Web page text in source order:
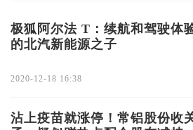
极狐阿尔法 T：续航和驾驶体
的北汽新能源之子
2020-12-18 16:38
沾上疫苗就涨停！常铝股份收